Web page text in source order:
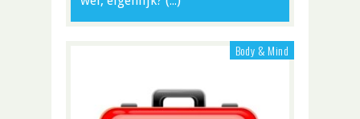
Body & Mind